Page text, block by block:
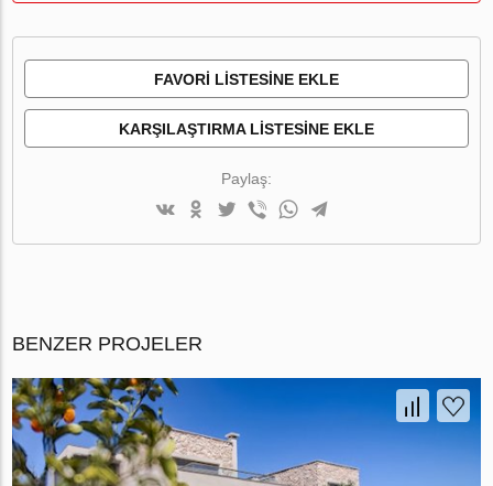
FAVORI LISTESINE EKLE
KARŞILAŞTIRMA LISTESINE EKLE
Paylaş:
BENZER PROJELER